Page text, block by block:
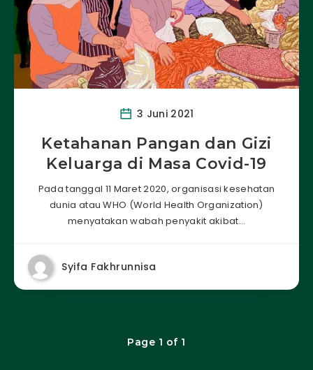
3 Juni 2021
Ketahanan Pangan dan Gizi
Keluarga di Masa Covid-19
Pada tanggal 11 Maret 2020, organisasi kesehatan
dunia atau WHO (World Health Organization)
menyatakan wabah penyakit akibat…
Syifa Fakhrunnisa
Page 1 of 1